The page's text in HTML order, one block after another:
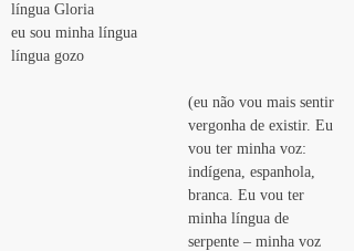
língua Gloria
eu sou minha língua
língua gozo
(eu não vou mais sentir
vergonha de existir. Eu
vou ter minha voz:
indígena, espanhola,
branca. Eu vou ter
minha língua de
serpente – minha voz